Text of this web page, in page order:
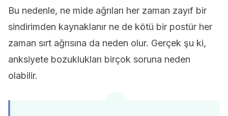
Bu nedenle, ne mide ağrıları her zaman zayıf bir
sindirimden kaynaklanır ne de kötü bir postür her
zaman sırt ağrısına da neden olur. Gerçek şu ki,
anksiyete bozuklukları birçok soruna neden
olabilir.